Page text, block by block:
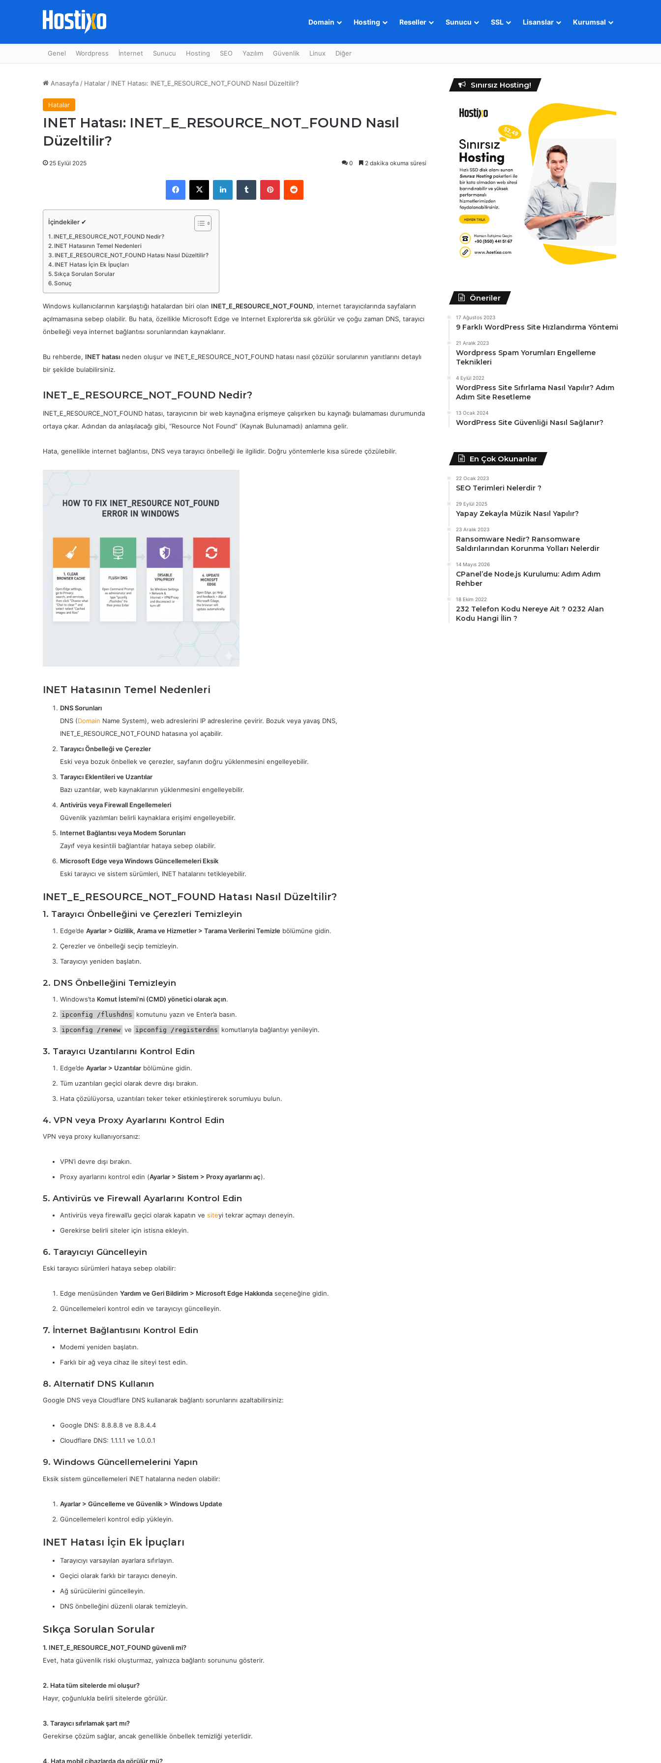
Domain Hosting Reseller Sunucu SSL Lisanslar Kurumsal
Genel Wordpress İnternet Sunucu Hosting SEO Yazılım Güvenlik Linux Diğer
Anasayfa / Hatalar / INET Hatası: INET_E_RESOURCE_NOT_FOUND Nasıl Düzeltilir?
Hatalar
INET Hatası: INET_E_RESOURCE_NOT_FOUND Nasıl
Düzeltilir?
25 Eylül 2025 0 2 dakika okuma süresi
İçindekiler ✔
INET_E_RESOURCE_NOT_FOUND Nedir?
INET Hatasının Temel Nedenleri
INET_E_RESOURCE_NOT_FOUND Hatası Nasıl Düzeltilir?
INET Hatası İçin Ek İpuçları
Sıkça Sorulan Sorular
Sonuç
Windows kullanıcılarının karşılaştığı hatalardan biri olan INET_E_RESOURCE_NOT_FOUND, internet tarayıcılarında sayfaların
açılmamasına sebep olabilir. Bu hata, özellikle Microsoft Edge ve Internet Explorer’da sık görülür ve çoğu zaman DNS, tarayıcı
önbelleği veya internet bağlantısı sorunlarından kaynaklanır.
Bu rehberde, INET hatası neden oluşur ve INET_E_RESOURCE_NOT_FOUND hatası nasıl çözülür sorularının yanıtlarını detaylı
bir şekilde bulabilirsiniz.
INET_E_RESOURCE_NOT_FOUND Nedir?
INET_E_RESOURCE_NOT_FOUND hatası, tarayıcının bir web kaynağına erişmeye çalışırken bu kaynağı bulamaması durumunda
ortaya çıkar. Adından da anlaşılacağı gibi, “Resource Not Found” (Kaynak Bulunamadı) anlamına gelir.
Hata, genellikle internet bağlantısı, DNS veya tarayıcı önbelleği ile ilgilidir. Doğru yöntemlerle kısa sürede çözülebilir.
INET Hatasının Temel Nedenleri
DNS Sorunları
DNS (Domain Name System), web adreslerini IP adreslerine çevirir. Bozuk veya yavaş DNS,
INET_E_RESOURCE_NOT_FOUND hatasına yol açabilir.
Tarayıcı Önbelleği ve Çerezler
Eski veya bozuk önbellek ve çerezler, sayfanın doğru yüklenmesini engelleyebilir.
Tarayıcı Eklentileri ve Uzantılar
Bazı uzantılar, web kaynaklarının yüklenmesini engelleyebilir.
Antivirüs veya Firewall Engellemeleri
Güvenlik yazılımları belirli kaynaklara erişimi engelleyebilir.
Internet Bağlantısı veya Modem Sorunları
Zayıf veya kesintili bağlantılar hataya sebep olabilir.
Microsoft Edge veya Windows Güncellemeleri Eksik
Eski tarayıcı ve sistem sürümleri, INET hatalarını tetikleyebilir.
INET_E_RESOURCE_NOT_FOUND Hatası Nasıl Düzeltilir?
1. Tarayıcı Önbelleğini ve Çerezleri Temizleyin
Edge’de Ayarlar > Gizlilik, Arama ve Hizmetler > Tarama Verilerini Temizle bölümüne gidin.
Çerezler ve önbelleği seçip temizleyin.
Tarayıcıyı yeniden başlatın.
2. DNS Önbelleğini Temizleyin
Windows’ta Komut İstemi’ni (CMD) yönetici olarak açın.
ipconfig /flushdns komutunu yazın ve Enter’a basın.
ipconfig /renew ve ipconfig /registerdns komutlarıyla bağlantıyı yenileyin.
3. Tarayıcı Uzantılarını Kontrol Edin
Edge’de Ayarlar > Uzantılar bölümüne gidin.
Tüm uzantıları geçici olarak devre dışı bırakın.
Hata çözülüyorsa, uzantıları teker teker etkinleştirerek sorumluyu bulun.
4. VPN veya Proxy Ayarlarını Kontrol Edin
VPN veya proxy kullanıyorsanız:
VPN’i devre dışı bırakın.
Proxy ayarlarını kontrol edin (Ayarlar > Sistem > Proxy ayarlarını aç).
5. Antivirüs ve Firewall Ayarlarını Kontrol Edin
Antivirüs veya firewall’u geçici olarak kapatın ve siteyi tekrar açmayı deneyin.
Gerekirse belirli siteler için istisna ekleyin.
6. Tarayıcıyı Güncelleyin
Eski tarayıcı sürümleri hataya sebep olabilir:
Edge menüsünden Yardım ve Geri Bildirim > Microsoft Edge Hakkında seçeneğine gidin.
Güncellemeleri kontrol edin ve tarayıcıyı güncelleyin.
7. İnternet Bağlantısını Kontrol Edin
Modemi yeniden başlatın.
Farklı bir ağ veya cihaz ile siteyi test edin.
8. Alternatif DNS Kullanın
Google DNS veya Cloudflare DNS kullanarak bağlantı sorunlarını azaltabilirsiniz:
Google DNS: 8.8.8.8 ve 8.8.4.4
Cloudflare DNS: 1.1.1.1 ve 1.0.0.1
9. Windows Güncellemelerini Yapın
Eksik sistem güncellemeleri INET hatalarına neden olabilir:
Ayarlar > Güncelleme ve Güvenlik > Windows Update
Güncellemeleri kontrol edip yükleyin.
INET Hatası İçin Ek İpuçları
Tarayıcıyı varsayılan ayarlara sıfırlayın.
Geçici olarak farklı bir tarayıcı deneyin.
Ağ sürücülerini güncelleyin.
DNS önbelleğini düzenli olarak temizleyin.
Sıkça Sorulan Sorular
1. INET_E_RESOURCE_NOT_FOUND güvenli mi?
Evet, hata güvenlik riski oluşturmaz, yalnızca bağlantı sorununu gösterir.
2. Hata tüm sitelerde mi oluşur?
Hayır, çoğunlukla belirli sitelerde görülür.
3. Tarayıcı sıfırlamak şart mı?
Gerekirse çözüm sağlar, ancak genellikle önbellek temizliği yeterlidir.
4. Hata mobil cihazlarda da görülür mü?
Sınırsız Hosting!
Öneriler
17 Ağustos 2023
9 Farklı WordPress Site Hızlandırma Yöntemi
21 Aralık 2023
Wordpress Spam Yorumları Engelleme
Teknikleri
4 Eylül 2022
WordPress Site Sıfırlama Nasıl Yapılır? Adım
Adım Site Resetleme
13 Ocak 2024
WordPress Site Güvenliği Nasıl Sağlanır?
En Çok Okunanlar
22 Ocak 2023
SEO Terimleri Nelerdir ?
29 Eylül 2025
Yapay Zekayla Müzik Nasıl Yapılır?
23 Aralık 2023
Ransomware Nedir? Ransomware
Saldırılarından Korunma Yolları Nelerdir
14 Mayıs 2026
CPanel’de Node.js Kurulumu: Adım Adım
Rehber
18 Ekim 2022
232 Telefon Kodu Nereye Ait ? 0232 Alan
Kodu Hangi İlin ?